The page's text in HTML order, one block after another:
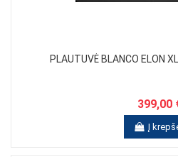
PLAUTUVĖ BLANCO ELON
399,00
Į